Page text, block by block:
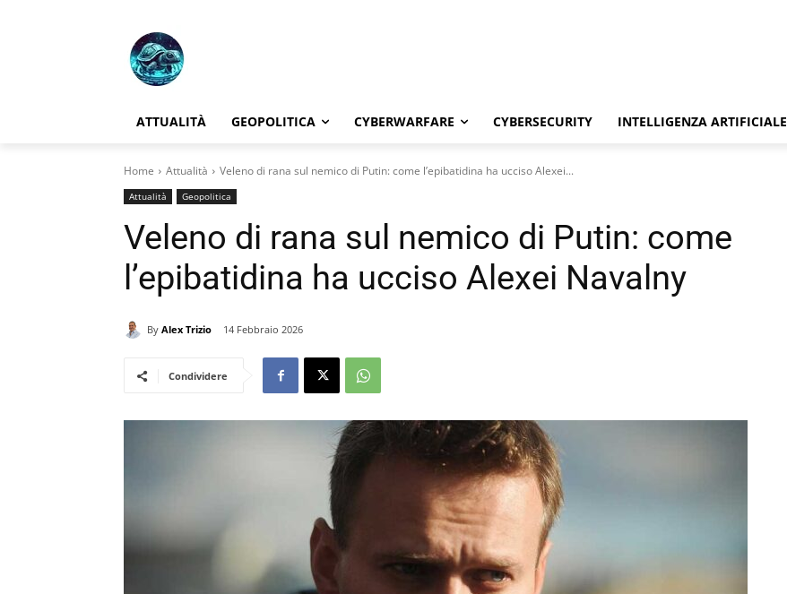
ATTUALITÀ GEOPOLITICA CYBERWARFARE CYBERSECURITY INTELLIGENZA ARTIFICIALE
Home Attualità Veleno di rana sul nemico di Putin: come l’epibatidina ha ucciso Alexei...
Attualità Geopolitica
Veleno di rana sul nemico di Putin: come
l’epibatidina ha ucciso Alexei Navalny
By Alex Trizio 14 Febbraio 2026
Condividere